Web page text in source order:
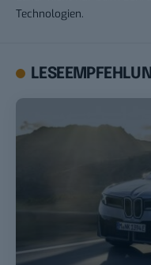
Technologien.